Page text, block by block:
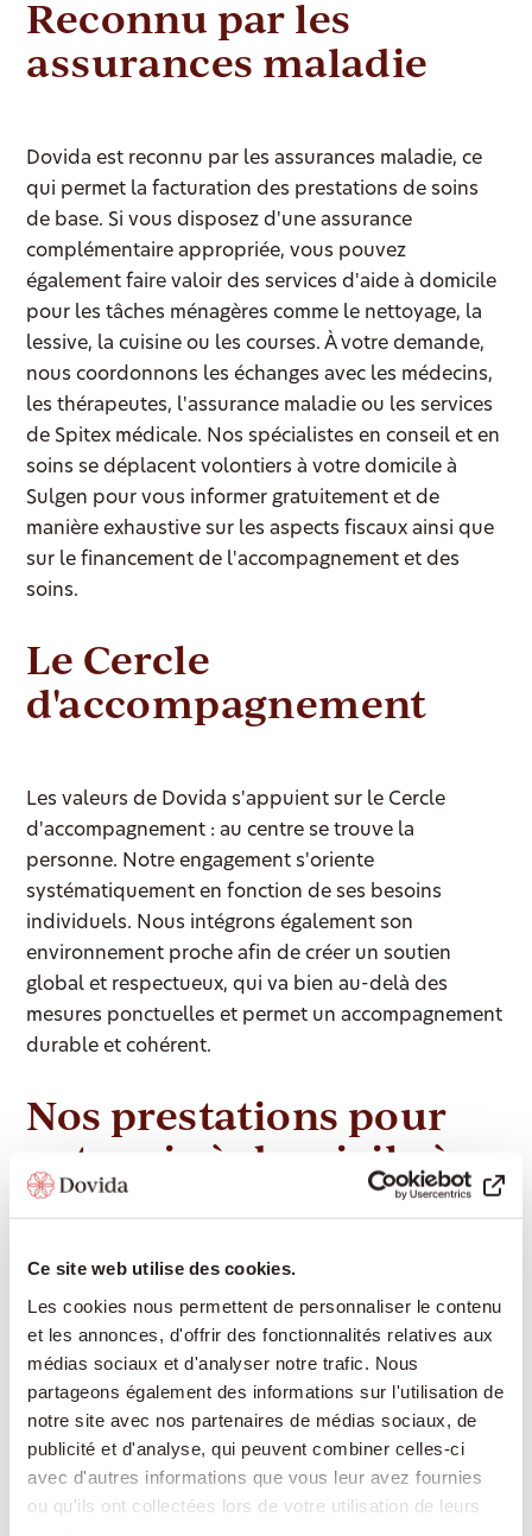
Ce site web utilise des cookies.
Les cookies nous permettent de personnaliser le contenu
et les annonces, d'offrir des fonctionnalités relatives aux
médias sociaux et d'analyser notre trafic. Nous
partageons également des informations sur l'utilisation de
notre site avec nos partenaires de médias sociaux, de
publicité et d'analyse, qui peuvent combiner celles-ci
avec d'autres informations que vous leur avez fournies
ou qu'ils ont collectées lors de votre utilisation de leurs
Reconnu par les
assurances maladie
Dovida est reconnu par les assurances maladie, ce
qui permet la facturation des prestations de soins
de base. Si vous disposez d'une assurance
complémentaire appropriée, vous pouvez
également faire valoir des services d'aide à domicile
pour les tâches ménagères comme le nettoyage, la
lessive, la cuisine ou les courses. À votre demande,
nous coordonnons les échanges avec les médecins,
les thérapeutes, l'assurance maladie ou les services
de Spitex médicale. Nos spécialistes en conseil et en
soins se déplacent volontiers à votre domicile à
Sulgen pour vous informer gratuitement et de
manière exhaustive sur les aspects fiscaux ainsi que
sur le financement de l'accompagnement et des
soins.
Le Cercle
d'accompagnement
Les valeurs de Dovida s'appuient sur le Cercle
d'accompagnement : au centre se trouve la
personne. Notre engagement s'oriente
systématiquement en fonction de ses besoins
individuels. Nous intégrons également son
environnement proche afin de créer un soutien
global et respectueux, qui va bien au-delà des
mesures ponctuelles et permet un accompagnement
durable et cohérent.
Nos prestations pour
votre vie à domicile à
Sulgen
Dovida propose à Sulgen un large éventail de
services d'accompagnement et de soins pour vous
permettre de vivre le plus longtemps possible de
manière autonome dans votre propre logement :
Présence et compagnie :conversations, lecture,
jeux, partage de souvenirs – pour favoriser le lien